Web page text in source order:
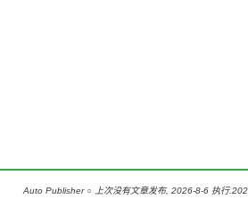
Auto Publisher ○ 上次没有文章发布, 2026-8-6 执行